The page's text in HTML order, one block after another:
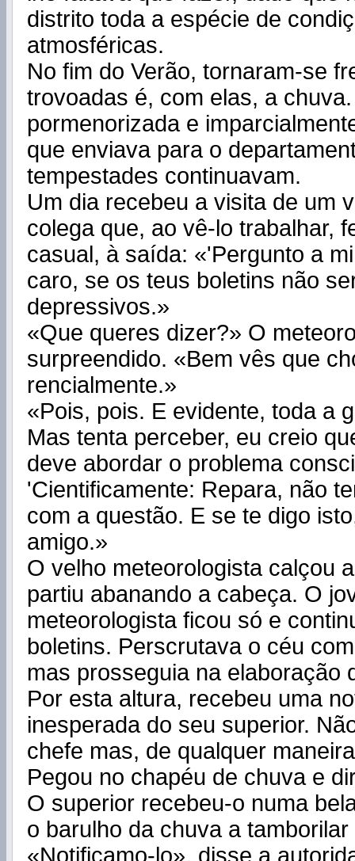
distrito toda a espécie de
atmosféricas.
No fim do Verão, tornaram-se
trovoadas é, com elas, a
pormenorizada e
que enviava para o
tempestades continuavam.
Um dia recebeu a visita de um
colega que, ao vê-lo trabalhar,
casual, à saída: «'Pergunto a
caro, se os teus boletins não
depressivos.»
«Que queres dizer?» O
surpreendido. «Bem vês que
rencialmente.»
«Pois, pois. E evidente, toda a
Mas tenta perceber, eu creio
deve abordar o problema
'Cientificamente: Repara, não
com a questão. E se te digo
amigo.»
O velho meteorologista calçou
partiu abanando a cabeça. O
meteorologista ficou só e
boletins. Perscrutava o céu
mas prosseguia na elaboração
Por esta altura, recebeu uma
inesperada do seu superior.
chefe mas, de qualquer
Pegou no chapéu de chuva e
O superior recebeu-o numa
o barulho da chuva a
«Notificamo-lo», disse a